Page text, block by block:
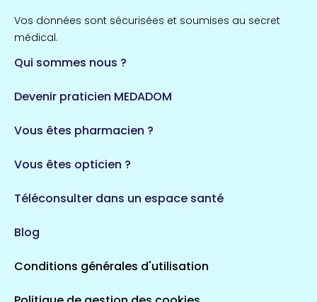
Vos données sont sécurisées et soumises au secret
médical.
Qui sommes nous ?
Devenir praticien MEDADOM
Vous êtes pharmacien ?
Vous êtes opticien ?
Téléconsulter dans un espace santé
Blog
Conditions générales d'utilisation